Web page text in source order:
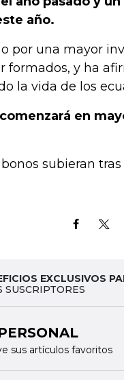
año.
por una mayor
formados, y ha
la vida de los
en
subieran
EXCLUSIVOS
SUSCRIPTORES
sus artículos favoritos